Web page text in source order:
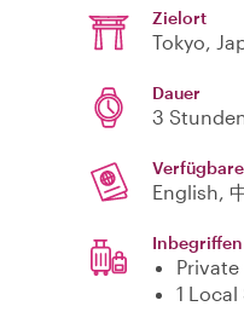
Zielort
Tokyo,
Dauer
3
English,
Inbegriffen
1